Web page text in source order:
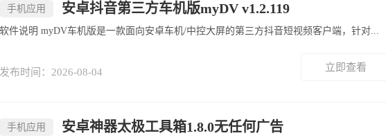
手机应用 安卓抖音第三方车机版myDV v1.2.119
软件说明 myDV车机版是一款面向安卓车机/中控大屏的第三方抖音短视频客户端，针对...
发布时间：2026-08-04 立即查看
手机应用 安卓神器太极工具箱1.8.0无任何广告